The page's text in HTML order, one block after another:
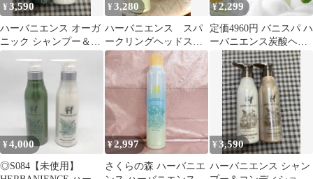
¥3,590
ハーバニエンス オーガ
ニック シャンプー＆コ
ンローズの香り
¥3,280
ハーバニエンス スパ
ークリングヘッドスパ
シャンプー 200g＋ビオ
ルガset
¥2,299
定価4960円 バニスパ ハ
ーバニエンス炭酸ヘッ
ドスパシャンプー
¥4,000
◎S084【未使用】
¥2,997
さくらの森 ハーバニエ
¥3,590
ハーバニエンス シャン